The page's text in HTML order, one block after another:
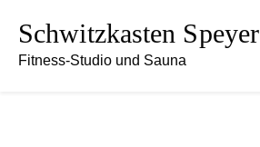
content
Schwitzkasten Speyer
Fitness-Studio und Sauna